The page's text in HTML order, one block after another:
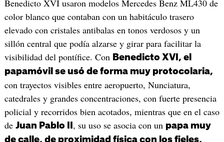
Benedicto XVI usaron modelos Mercedes Benz ML430 de
color blanco que contaban con un habitáculo trasero
elevado con cristales antibalas en tonos verdosos y un
sillón central que podía alzarse y girar para facilitar la
visibilidad del pontífice. Con Benedicto XVI, el
papamóvil se usó de forma muy protocolaria,
con trayectos visibles entre aeropuerto, Nunciatura,
catedrales y grandes concentraciones, con fuerte presencia
policial y recorridos bien acotados, mientras que en el caso
de Juan Pablo II , su uso se asocia con un papa muy
de calle, de proximidad física con los fieles,